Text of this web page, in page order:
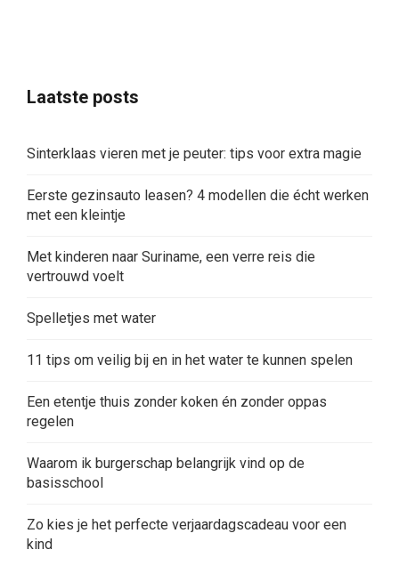
Laatste posts
Sinterklaas vieren met je peuter: tips voor extra magie
Eerste gezinsauto leasen? 4 modellen die écht werken
met een kleintje
Met kinderen naar Suriname, een verre reis die
vertrouwd voelt
Spelletjes met water
11 tips om veilig bij en in het water te kunnen spelen
Een etentje thuis zonder koken én zonder oppas
regelen
Waarom ik burgerschap belangrijk vind op de
basisschool
Zo kies je het perfecte verjaardagscadeau voor een
kind